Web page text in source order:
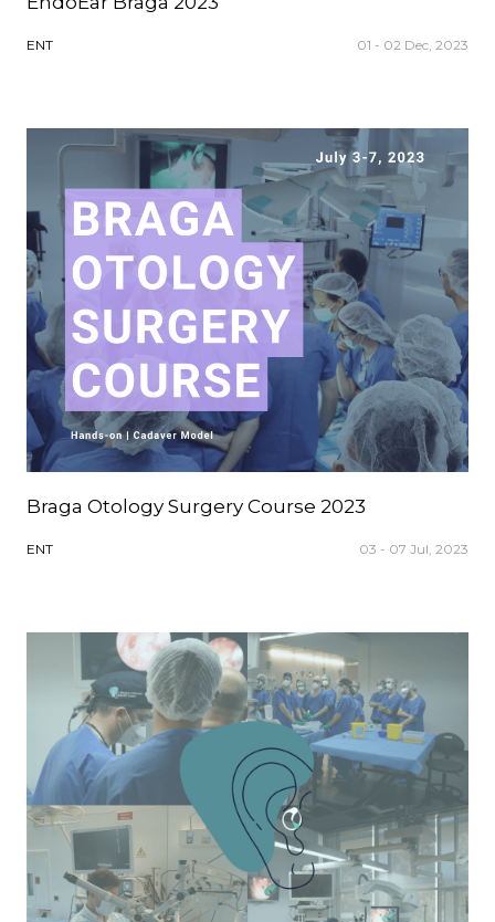
ENT 01 - 02 Dec, 2023
Braga Otology Surgery Course 2023
ENT 03 - 07 Jul, 2023